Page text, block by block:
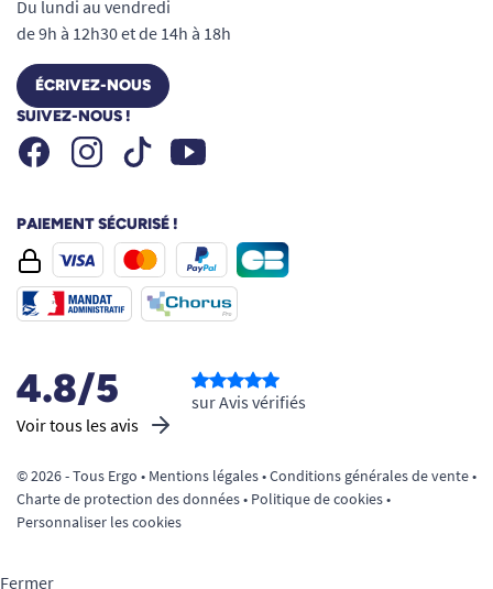
Du lundi au vendredi
de 9h à 12h30 et de 14h à 18h
ÉCRIVEZ-NOUS
SUIVEZ-NOUS !
FacebookInstagramTiktok Youtube
PAIEMENT SÉCURISÉ !
4.8/5
Voir tous les avis
sur Avis vérifiés
© 2026 - Tous Ergo • Mentions légales•Conditions générales de vente•
Charte de protection des données• Politique de cookies•
Personnaliser les cookies
Fermer